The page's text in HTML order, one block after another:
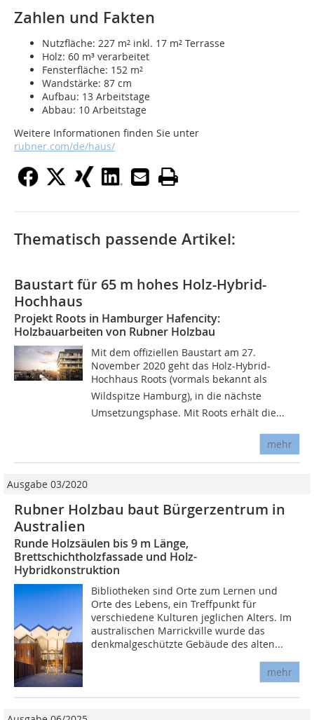
Zahlen und Fakten
Nutzfläche: 227 m² inkl. 17 m² Terrasse
Holz: 60 m³ verarbeitet
Fensterfläche: 152 m²
Wandstärke: 87 cm
Aufbau: 13 Arbeitstage
Abbau: 10 Arbeitstage
Weitere Informationen finden Sie unter
rubner.com/de/haus/
Thematisch passende Artikel:
Baustart für 65 m hohes Holz-Hybrid-
Hochhaus
Projekt Roots in Hamburger Hafencity:
Holzbauarbeiten von Rubner Holzbau
Mit dem offiziellen Baustart am 27.
November 2020 geht das Holz-Hybrid-
Hochhaus Roots (vormals bekannt als
Wildspitze Hamburg), in die nächste
Umsetzungsphase. Mit Roots erhält die...
mehr
Ausgabe 03/2020
Rubner Holzbau baut Bürgerzentrum in
Australien
Runde Holzsäulen bis 9 m Länge,
Brettschichtholzfassade und Holz-
Hybridkonstruktion
Bibliotheken sind Orte zum Lernen und
Orte des Lebens, ein Treffpunkt für
verschiedene Kulturen jeglichen Alters. Im
australischen Marrickville wurde das
denkmalgeschützte Gebäude des alten...
mehr